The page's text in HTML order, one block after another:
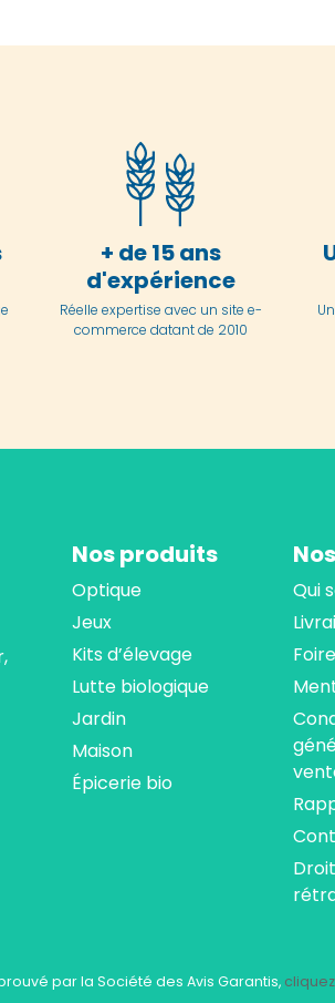
en garantissant la conformité avec
+ de 15 ans
d'expérience
Réelle expertise avec un site e-
commerce datant de 2010
Nos produits
Optique
Jeux
Kits d’élevage
Lutte biologique
Jardin
Maison
Épicerie bio
Qui
par la Société des Avis Garantis,